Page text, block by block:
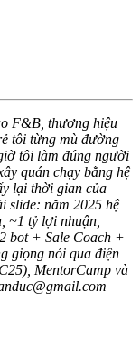
F&B, thương hiệu
tôi từng mù đường
tôi làm đúng người
quán chạy bằng hệ
lại thời gian của
slide: năm 2025 hệ
~1 tỷ lợi nhuận,
bot + Sale Coach +
giọng nói qua điện
MentorCamp và